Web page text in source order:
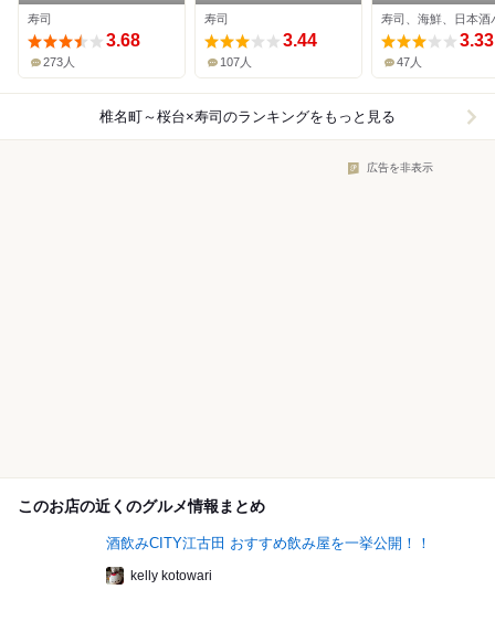
寿司
3.68
273人
寿司
3.44
107人
寿司、海鮮、日本酒
3.33
47人
椎名町～桜台×寿司 のランキングをもっと見る
広告を非表示
このお店の近くのグルメ情報まとめ
酒飲みCITY江古田 おすすめ飲み屋を一挙公開！！
kelly kotowari